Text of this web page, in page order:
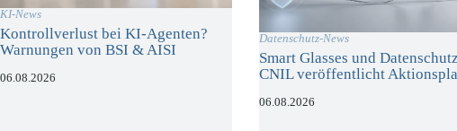
KI-News
Kontrollverlust bei KI-Agenten?
Warnungen von BSI & AISI
06.08.2026
Datenschutz-News
Smart Glasses und
CNIL veröffentlicht
06.08.2026